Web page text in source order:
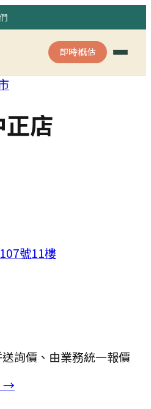
即時概估
店
號11樓
詢價、由業務統一報價
→